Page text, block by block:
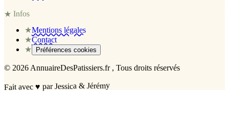
★Infos
★Mentions légales
★Contact
★
Préférences cookies
© 2026 AnnuaireDesPatissiers.fr , Tous droits réservés
Fait avec♥ par Jessica & Jérémy